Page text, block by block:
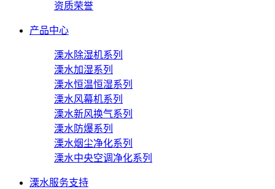
资质荣誉
产品中心
溧水除湿机系列
溧水加湿系列
溧水恒温恒湿系列
溧水风幕机系列
溧水新风换气系列
溧水防爆系列
溧水烟尘净化系列
溧水中央空调净化系列
溧水服务支持